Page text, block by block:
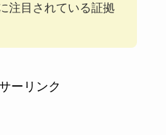
注目されている証拠
ーリンク